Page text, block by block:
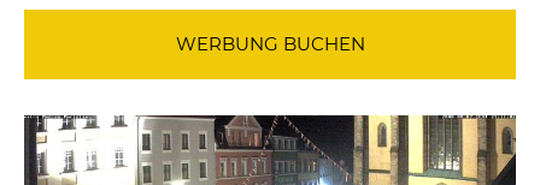
WERBUNG BUCHEN